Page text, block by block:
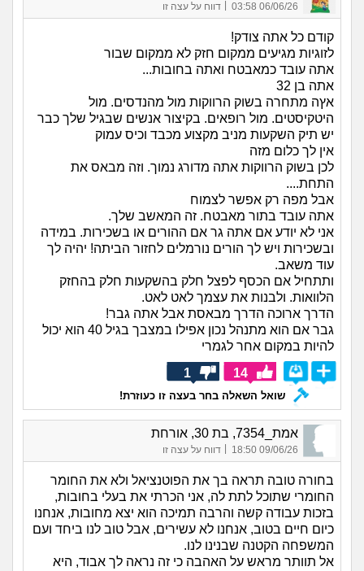
06/06/26 03:58 דווח על עצה זו
קודם כל אתה צודק!
לזוגיות מגיעים ממקום חזק לא ממקום שבור
אתה עובד כמאבטח ואתה בחובות...
אתה בן 32
אץה מתחרה בשוק הרווקות מול מהנדסים. מול
היטקיסטים. מול רופאים. בקיצור אנשים שבגיל שלך כבר
יש תיק השקעות מניב מקצוע מכבד וכיס עמוק
אין לך כלום מזה
לכן בשוק הרווקות אתה מדורג נמוך. וזה מבאס את
התחת....
אבל מפה רק אפשר לצמוח
אתה עובד בתור מאבטח. זה המאשב שלך.
אני לא יודע אם אתה גר אם ההורים או בשכירות. במידה
ובשכירות ויש לך הורים נורמלים לחזור הביתה! יהיה לך
עוד משאב.
ותתחיל אם הכסף לפצל חלק בהשקעות חלק בהחזק
הלוואות. ולבנות את עצמך לאט לאט.
הדרך ארוכה הדרך מבאסת אבל אתה גבר!
גבר אם הוא מתנהל נכון אפילו במצבך בגיל 40 הוא יכול
להיות במקום אחר לגמרי
14
1
שואל השאלה בחר בעצה זו כעוזרת!
אמת_7354, בת 30, אורחת
09/06/26 18:50 דווח על עצה זו
בחורה טובה תראה בך את הפוטנציאל ולא את החומר
החומרי שתוכל לתת לה, אני הכרתי את בעלי בחובות,
בזכות עבודה קשה והרבה תמיכה הוא יצא מחובות, אנחנו
כיום חיים בטוב, אנחנו לא עשירים, אבל טוב לנו ביחד ועם
המשפחה הקטנה שבנינו לנו.
אל תוותר מראש על האהבה כי זה נראה לך אבוד, היא